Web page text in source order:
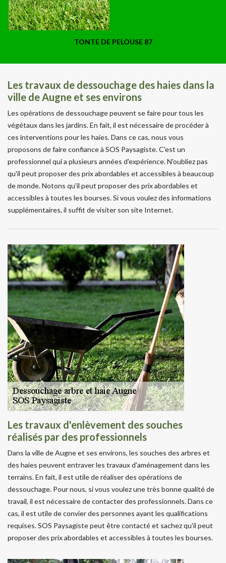
TONTE DE PELOUSE 87
Les travaux de dessouchage des haies dans la
ville de Augne et ses environs
Les opérations de dessouchage peuvent se faire pour tous les
végétaux dans les jardins. En fait, il est nécessaire de procéder à
ces interventions pour les haies. Dans ce cas, nous vous
proposons de faire confiance à SOS Paysagiste. C'est un
professionnel qui a plusieurs années d'expérience. N'oubliez pas
qu'il peut proposer des prix abordables et accessibles à beaucoup
de monde. Notons qu'il peut proposer des prix abordables et
accessibles à toutes les bourses. Si vous voulez des informations
supplémentaires, il suffit de visiter son site Internet.
Les travaux d'enlèvement des souches
réalisés par des professionnels
Dans la ville de Augne et ses environs, les souches des arbres et
des haies peuvent entraver les travaux d'aménagement dans les
terrains. En fait, il est utile de réaliser des opérations de
dessouchage. Pour nous, si vous voulez une très bonne qualité de
travail, il est nécessaire de contacter des professionnels. Dans ce
cas, il est utile de convier des personnes ayant les qualifications
requises. SOS Paysagiste peut être contacté et sachez qu'il peut
proposer des prix abordables et accessibles à toutes les bourses.